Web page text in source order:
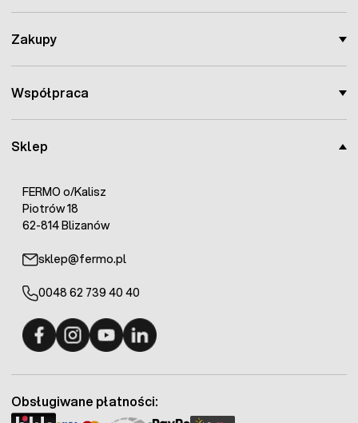
Sklep
FERMO o/Kalisz
Piotrów 18
62-814 Blizanów
sklep@fermo.pl
0048 62 739 40 40
Zakupy
Współpraca
Obsługiwane płatności: